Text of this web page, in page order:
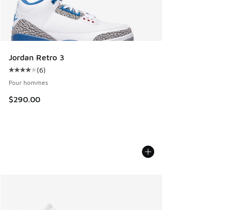
Jordan Retro 3
Cote moyenne du client - [4 sur 5 étoiles], 6 commentaires
(6)
Pour hommes
$290.00